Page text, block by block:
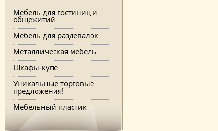
Мебель для гостиниц и
общежитий
Мебель для раздевалок
Металлическая мебель
Шкафы-купе
Уникальные торговые
предложения!
Мебельный пластик